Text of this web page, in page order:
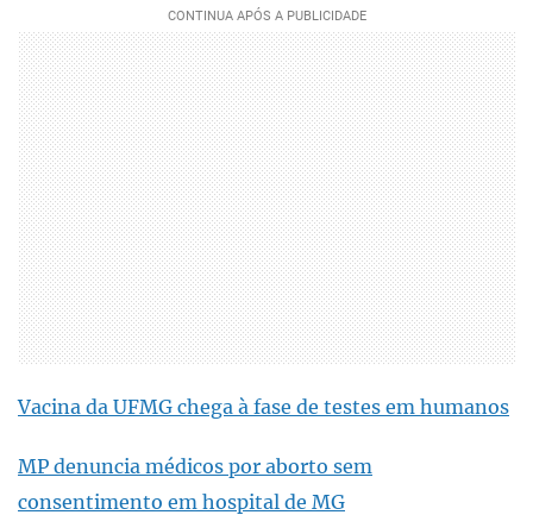
Vacina da UFMG chega à fase de testes em humanos
MP denuncia médicos por aborto sem
consentimento em hospital de MG